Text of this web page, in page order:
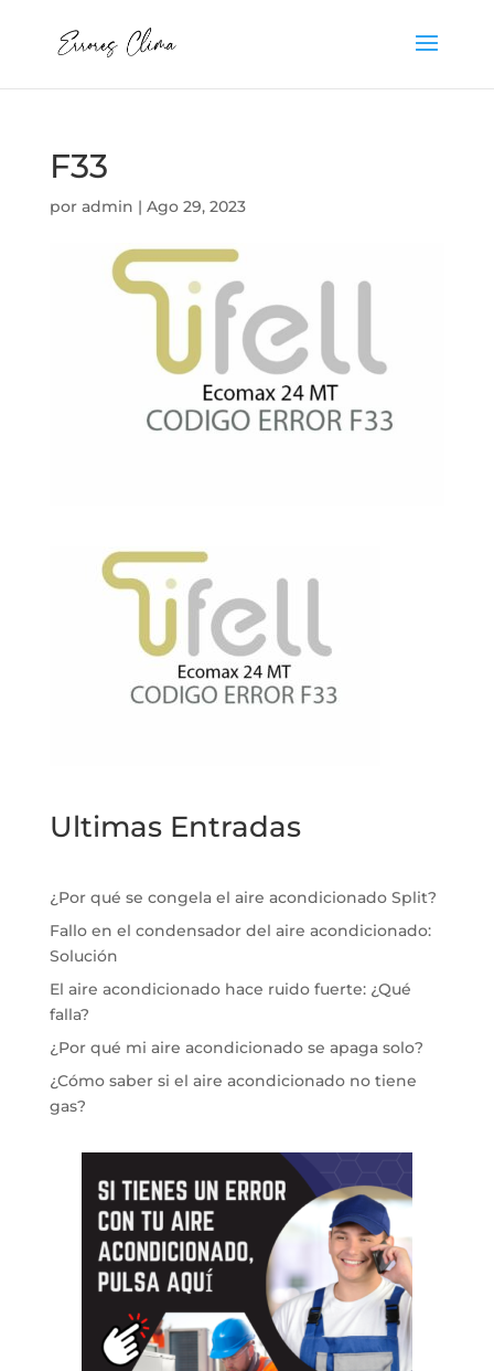
F33
por admin | Ago 29, 2023
Ultimas Entradas
¿Por qué se congela el aire acondicionado Split?
Fallo en el condensador del aire acondicionado:
Solución
El aire acondicionado hace ruido fuerte: ¿Qué
falla?
¿Por qué mi aire acondicionado se apaga solo?
¿Cómo saber si el aire acondicionado no tiene
gas?